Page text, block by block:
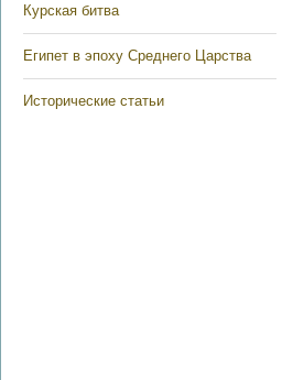
Курская битва
Египет в эпоху Среднего Царства
Исторические статьи